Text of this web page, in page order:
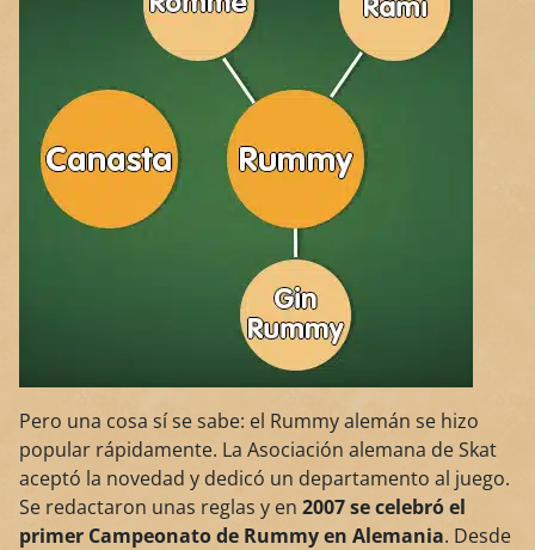
Pero una cosa sí se sabe: el Rummy alemán se hizo
popular rápidamente. La Asociación alemana de Skat
aceptó la novedad y dedicó un departamento al juego.
Se redactaron unas reglas y en 2007 se celebró el
primer Campeonato de Rummy en Alemania. Desde